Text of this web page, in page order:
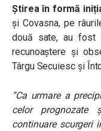
Știrea în formă
și Covasna, pe
două sate, au fost
recunoaștere și
Târgu Secuiesc și
“Ca urmare a
celor prognozate
continuare scurgeri